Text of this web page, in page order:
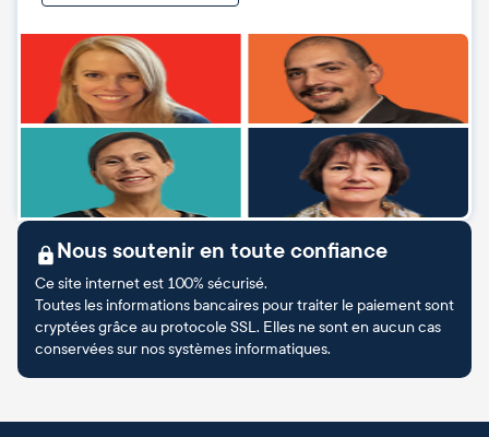
Nous soutenir en toute confiance
Ce site internet est 100% sécurisé.
Toutes les informations bancaires pour traiter le paiement sont
cryptées grâce au protocole SSL. Elles ne sont en aucun cas
conservées sur nos systèmes informatiques.